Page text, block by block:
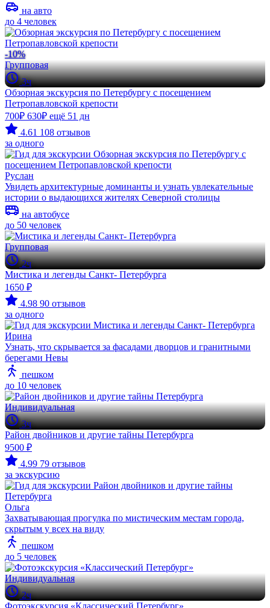
на авто
до 4 человек
-10%
Групповая
3ч
Обзорная экскурсия по Петербургу с посещением
Петропавловской крепости
700₽ 630₽ ещё 51 дн
4.61 108 отзывов
за одного
Руслан
Увидеть архитектурные доминанты и узнать увлекательные
истории о выдающихся жителях Северной столицы
на автобусе
до 50 человек
Групповая
2ч
Мистика и легенды Санкт- Петербурга
1650 ₽
4.98 90 отзывов
за одного
Ирина
Узнать, что скрывается за фасадами дворцов и гранитными
берегами Невы
пешком
до 10 человек
Индивидуальная
3ч
Район двойников и другие тайны Петербурга
9500 ₽
4.99 79 отзывов
за экскурсию
Ольга
Захватывающая прогулка по мистическим местам города,
скрытым у всех на виду
пешком
до 5 человек
Индивидуальная
2ч
Фотоэкскурсия «Классический Петербург»